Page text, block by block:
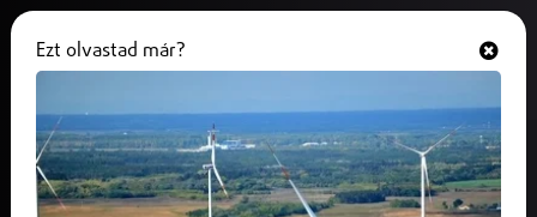
Kötelező drogteszteket vezetnek
Ezt olvastad már?